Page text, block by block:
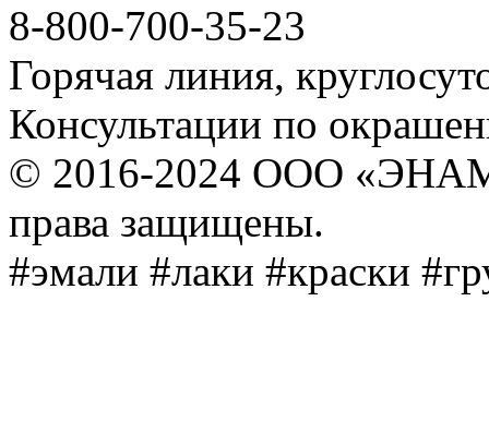
8-800-700-35-23
Горячая линия,
Консультации по
© 2016-2024 ООО
права защищены.
#эмали #лаки #краски